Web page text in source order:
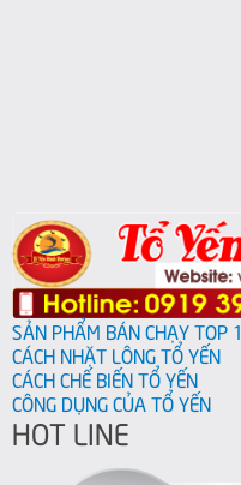
SẢN PHẨM BÁN CHẠY TOP 1
CÁCH NHẶT LÔNG TỔ YẾN
CÁCH CHẾ BIẾN TỔ YẾN
CÔNG DỤNG CỦA TỔ YẾN
HOT LINE